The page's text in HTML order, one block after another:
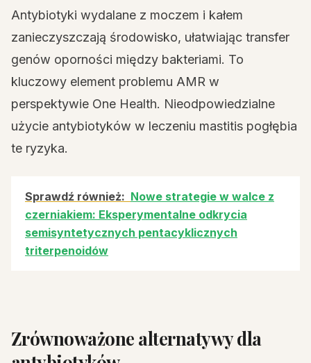
Antybiotyki wydalane z moczem i kałem
zanieczyszczają środowisko, ułatwiając transfer
genów oporności między bakteriami. To
kluczowy element problemu AMR w
perspektywie One Health. Nieodpowiedzialne
użycie antybiotyków w leczeniu mastitis pogłębia
te ryzyka.
Sprawdź również: Nowe strategie w walce z
czerniakiem: Eksperymentalne odkrycia
semisyntetycznych pentacyklicznych
triterpenoidów
Zrównoważone alternatywy dla